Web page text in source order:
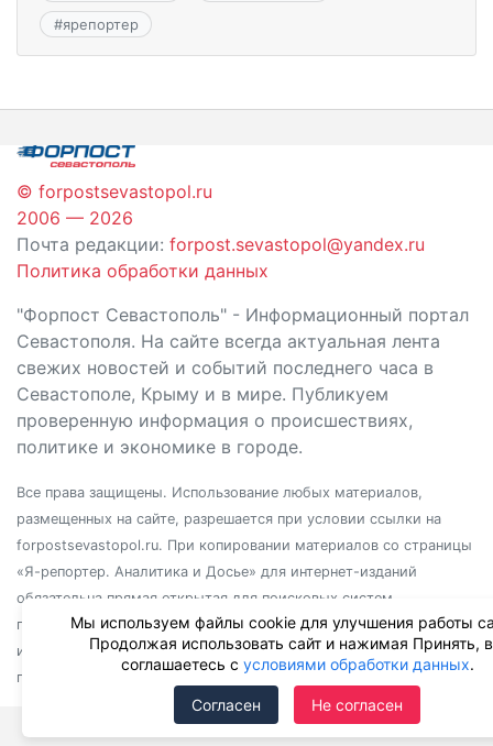
#ярепортер
© forpostsevastopol.ru
2006 — 2026
Почта редакции: forpost.sevastopol@yandex.ru
Политика обработки данных
"Форпост Севастополь" - Информационный портал
Севастополя. На сайте всегда актуальная лента
свежих новостей и событий последнего часа в
Севастополе, Крыму и в мире. Публикуем
проверенную информация о происшествиях,
политике и экономике в городе.
Все права защищены. Использование любых материалов,
размещенных на сайте, разрешается при условии ссылки на
forpostsevastopol.ru. При копировании материалов со страницы
«Я-репортер. Аналитика и Досье» для интернет-изданий
обязательна прямая открытая для поисковых систем
гиперссылка. Независимо от полного или частичного
использования материалов, ссылка должна быть размещена в
подзаголовке или первом абзаце материала.
Мы используем файлы cookie для улучшения работы
Продолжая использовать сайт и нажимая Принять,
соглашаетесь с условиями обработки данных.
Согласен Не согласен